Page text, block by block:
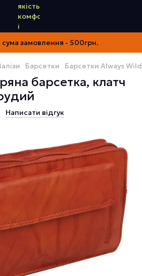
сума замовлення - 500грн.
Барсетки Барсетки Always Wild
барсетка, клатч
Написати відгук